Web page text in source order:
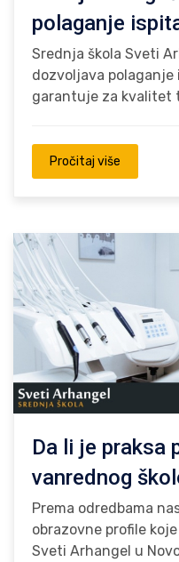
polaganje
Srednja škola Sveti
dozvoljava polaganje
garantuje za kvalitet
Pročitaj više
Da li je praksa
vanrednog
Prema odredbama
obrazovne profile
Sveti Arhangel u